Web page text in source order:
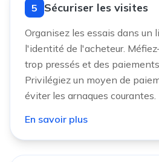
5 Sécuriser les visites
Organisez les essais dans un
l'identité de l'acheteur.
trop pressés et des
Privilégiez un moyen de
éviter les arnaques courantes.
En savoir plus